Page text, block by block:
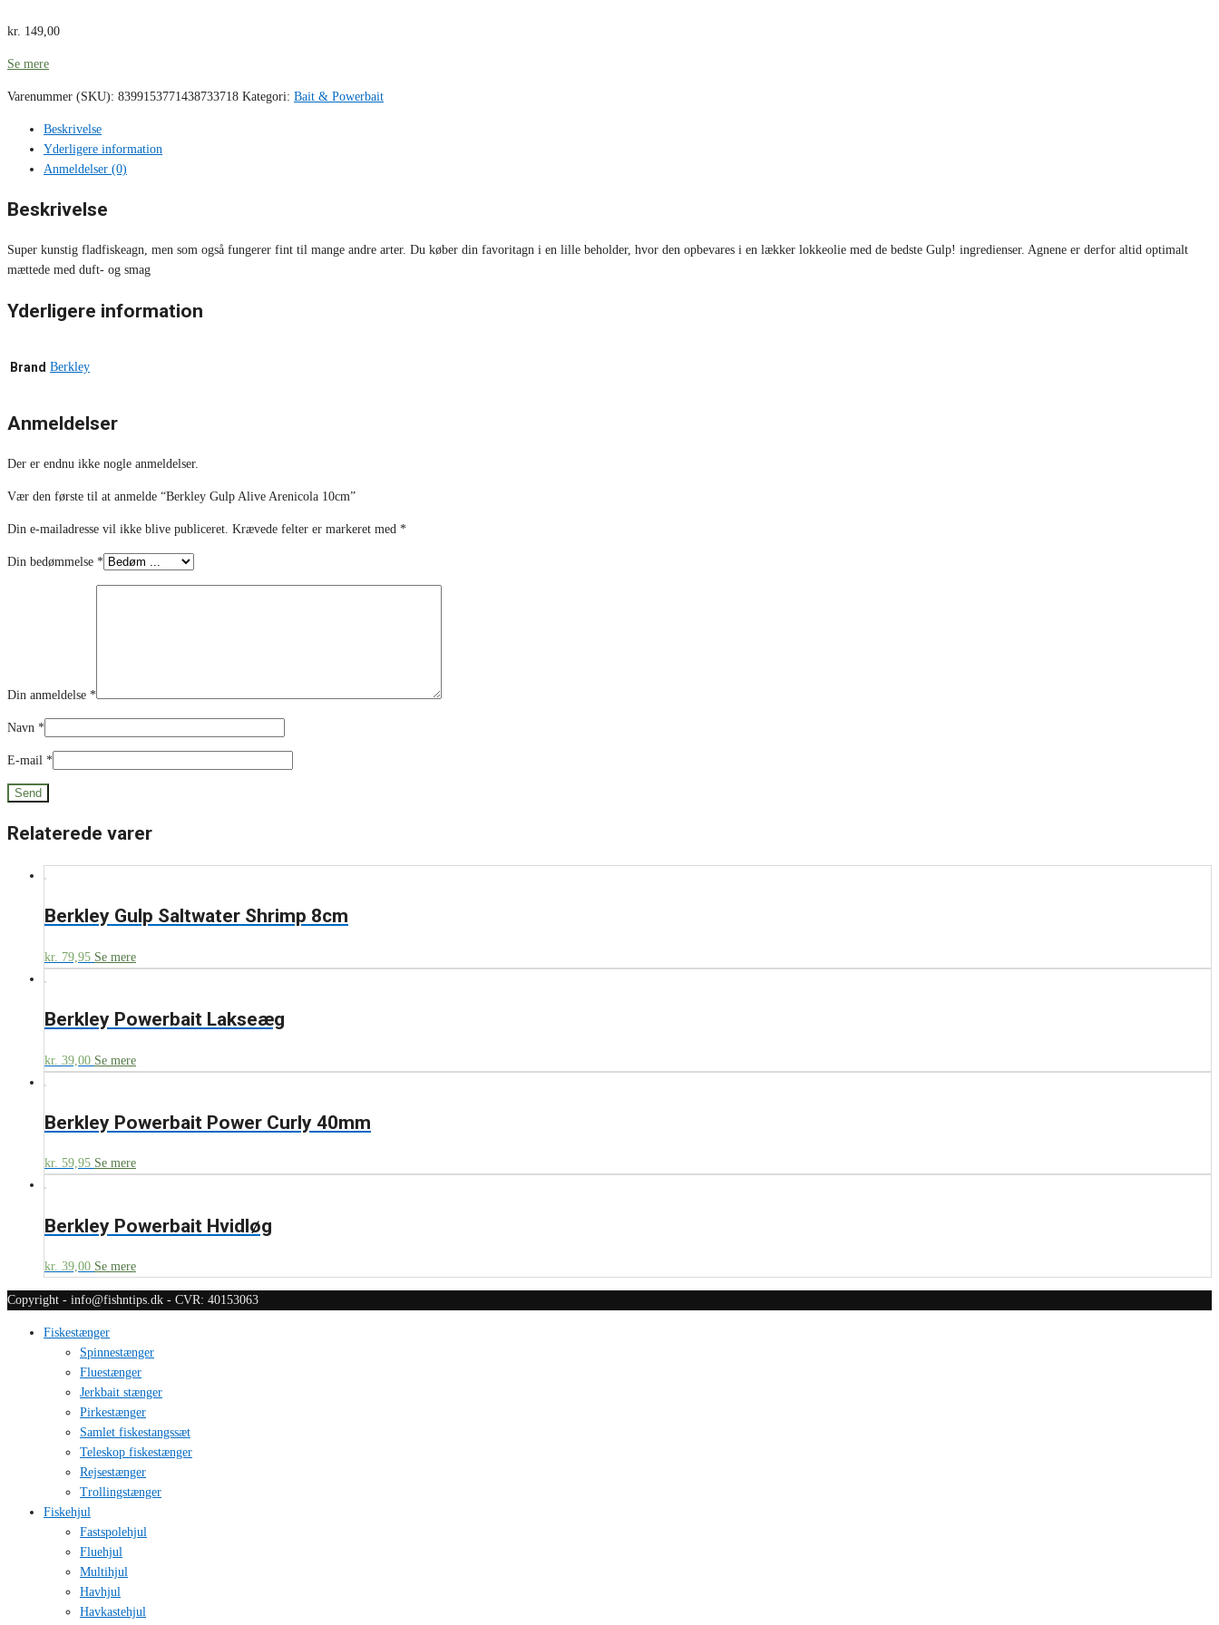
kr. 149,00
Se mere
Varenummer (SKU): 8399153771438733718 Kategori: Bait & Powerbait
Beskrivelse
Yderligere information
Anmeldelser (0)
Beskrivelse
Super kunstig fladfiskeagn, men som også fungerer fint til mange andre arter. Du køber din favoritagn i en lille beholder, hvor den opbevares i en lækker lokkeolie med de bedste Gulp! ingredienser. Agnene er derfor altid optimalt
mættede med duft- og smag
Yderligere information
Brand Berkley
Anmeldelser
Der er endnu ikke nogle anmeldelser.
Vær den første til at anmelde “Berkley Gulp Alive Arenicola 10cm”
Din e-mailadresse vil ikke blive publiceret. Krævede felter er markeret med *
Din bedømmelse *
Din anmeldelse *
Navn *
E-mail *
Relaterede varer
Berkley Gulp Saltwater Shrimp 8cm
kr. 79,95 Se mere
Berkley Powerbait Lakseæg
kr. 39,00 Se mere
Berkley Powerbait Power Curly 40mm
kr. 59,95 Se mere
Berkley Powerbait Hvidløg
kr. 39,00 Se mere
Copyright - info@fishntips.dk - CVR: 40153063
Fiskestænger
Spinnestænger
Fluestænger
Jerkbait stænger
Pirkestænger
Samlet fiskestangssæt
Teleskop fiskestænger
Rejsestænger
Trollingstænger
Fiskehjul
Fastspolehjul
Fluehjul
Multihjul
Havhjul
Havkastehjul